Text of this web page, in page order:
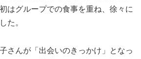
はグループでの食事を重ね、徐々に
た。
さんが「出会いのきっかけ」となっ